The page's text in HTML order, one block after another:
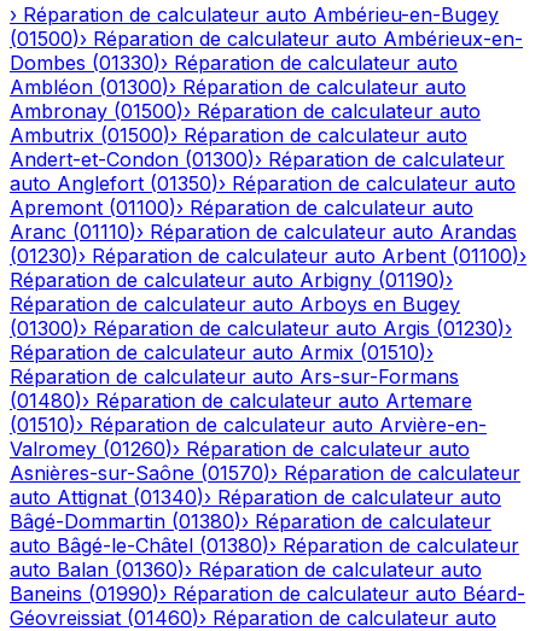
› Réparation de calculateur auto Ambérieu-en-Bugey
(01500)› Réparation de calculateur auto Ambérieux-en-
Dombes (01330)› Réparation de calculateur auto
Ambléon (01300)› Réparation de calculateur auto
Ambronay (01500)› Réparation de calculateur auto
Ambutrix (01500)› Réparation de calculateur auto
Andert-et-Condon (01300)› Réparation de calculateur
auto Anglefort (01350)› Réparation de calculateur auto
Apremont (01100)› Réparation de calculateur auto
Aranc (01110)› Réparation de calculateur auto Arandas
(01230)› Réparation de calculateur auto Arbent (01100)›
Réparation de calculateur auto Arbigny (01190)›
Réparation de calculateur auto Arboys en Bugey
(01300)› Réparation de calculateur auto Argis (01230)›
Réparation de calculateur auto Armix (01510)›
Réparation de calculateur auto Ars-sur-Formans
(01480)› Réparation de calculateur auto Artemare
(01510)› Réparation de calculateur auto Arvière-en-
Valromey (01260)› Réparation de calculateur auto
Asnières-sur-Saône (01570)› Réparation de calculateur
auto Attignat (01340)› Réparation de calculateur auto
Bâgé-Dommartin (01380)› Réparation de calculateur
auto Bâgé-le-Châtel (01380)› Réparation de calculateur
auto Balan (01360)› Réparation de calculateur auto
Baneins (01990)› Réparation de calculateur auto Béard-
Géovreissiat (01460)› Réparation de calculateur auto